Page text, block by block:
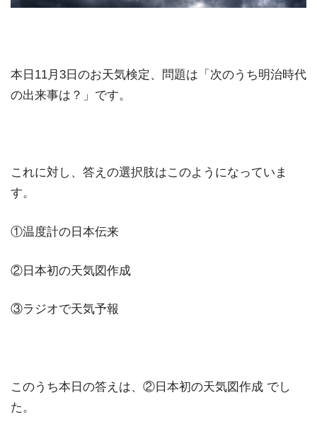
本日11月3日のお天気検定、問題は「次のうち明治時代
の出来事は？」です。
これに対し、答えの選択肢はこのようになっていま
す。
①温度計の日本伝来
②日本初の天気図作成
③ラジオで天気予報
このうち本日の答えは、②日本初の天気図作成 でし
た。